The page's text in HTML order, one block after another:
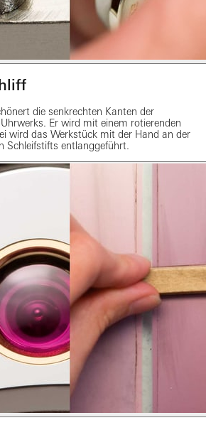
die senkrechten Kanten der
Er wird mit einem rotierenden
wird das Werkstück mit der Hand an der
Schleifstifts entlanggeführt.